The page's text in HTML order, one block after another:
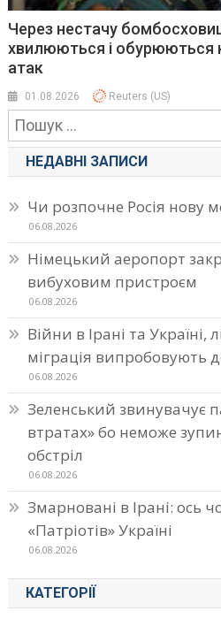
Через нестачу
хвилюються і обурюються
атак
01.08.2026 Reuters (US)
НЕДАВНІ ЗАПИСИ
Чи розпочне Росія нову
06.08.2026
Німецький аеропорт
вибуховим пристроєм
06.08.2026
Війни в Ірані та Україні,
міграція випробовують
06.08.2026
Зеленський звинувачує
втратах» бо неможе
обстріл
06.08.2026
Змарновані в Ірані: ось
«Патріотів» Україні
06.08.2026
КАТЕГОРІЇ